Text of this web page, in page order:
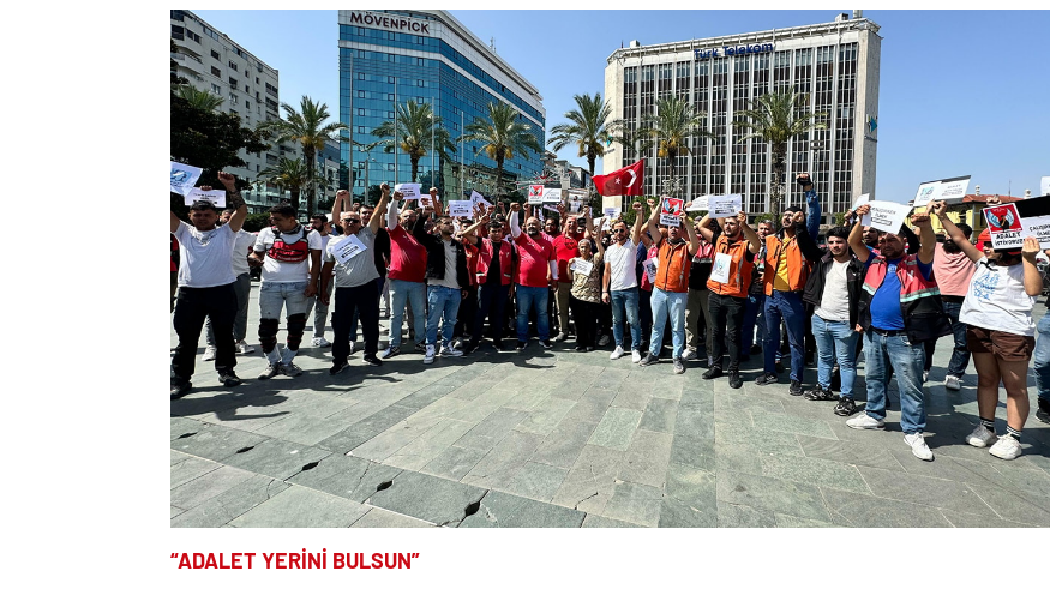
“ADALET YERİNİ BULSUN”